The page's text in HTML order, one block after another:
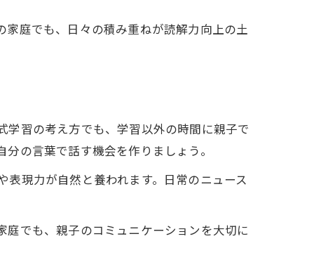
庭でも、日々の積み重ねが読解力向上の土
習の考え方でも、学習以外の時間に親子で
の言葉で話す機会を作りましょう。
現力が自然と養われます。日常のニュース
でも、親子のコミュニケーションを大切に